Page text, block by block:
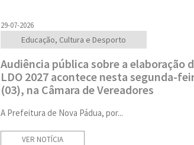
29-07-2026
Educação, Cultura e Desporto
Audiência pública sobre a elaboração
LDO 2027 acontece nesta segunda-
(03), na Câmara de Vereadores
A Prefeitura de Nova Pádua, por...
VER NOTÍCIA